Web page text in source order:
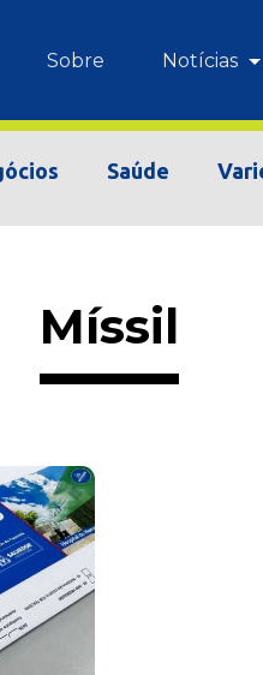
Sobre Notícias
Saúde
Míssil